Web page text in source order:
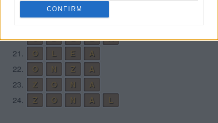
CONFIRM
O B
19. N O B L E Z
A
20. O B L E
A
21.
O L E
A
22.
O N Z
A
23.
Z O N
A
24.
Z O N A L